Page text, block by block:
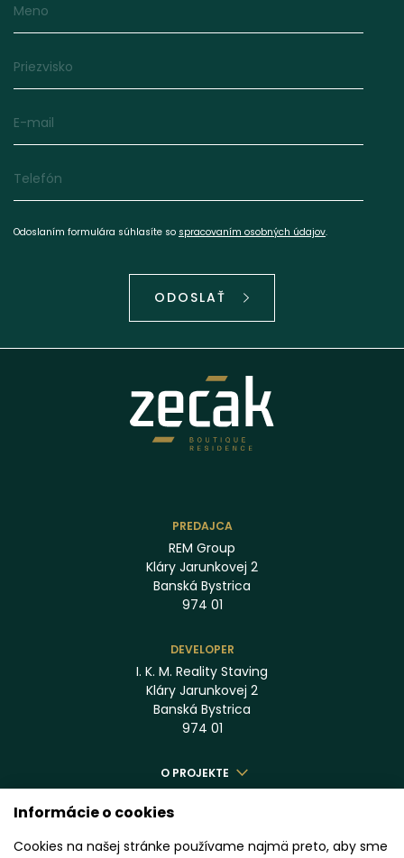
Meno
Priezvisko
E-mail
Telefón
Odoslaním formulára súhlasíte so spracovaním osobných údajov.
ODOSLAŤ
PREDAJCA
REM Group
Kláry Jarunkovej 2
Banská Bystrica
974 01
DEVELOPER
I. K. M. Reality Staving
Kláry Jarunkovej 2
Banská Bystrica
974 01
O PROJEKTE
ŠTANDARD
Informácie o cookies
Cookies na našej stránke používame najmä preto, aby sme